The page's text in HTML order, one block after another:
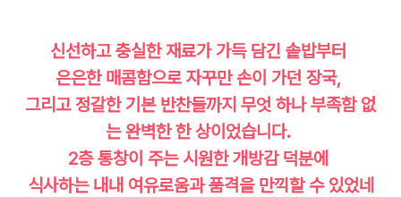
신선하고 충실한 재료가 가득 담긴 솥밥부터
은은한 매콤함으로 자꾸만 손이 가던 장국,
그리고 정갈한 기본 반찬들까지 무엇 하나 부족함 없
는 완벽한 한 상이었습니다.
2층 통창이 주는 시원한 개방감 덕분에
식사하는 내내 여유로움과 품격을 만끽할 수 있었네